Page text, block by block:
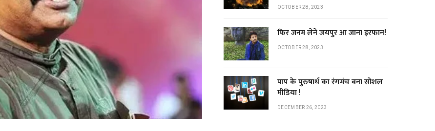
OCTOBER 28, 2023
फिर जनम लेने जयपुर आ जाना इरफान!
OCTOBER 28, 2023
पाप के पुरुषार्थ का रंगमंच बना सोशल
मीडिया !
DECEMBER 26, 2023